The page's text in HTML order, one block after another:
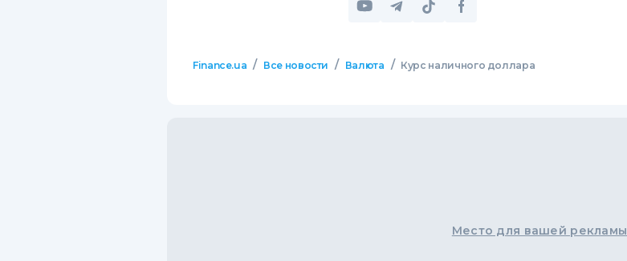
Finance.ua / Все новости / Валюта / Курс наличного доллара
Место для вашей рекламы